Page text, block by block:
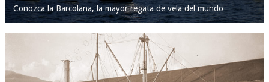
Conozca la Barcolana, la mayor regata de vela del mundo